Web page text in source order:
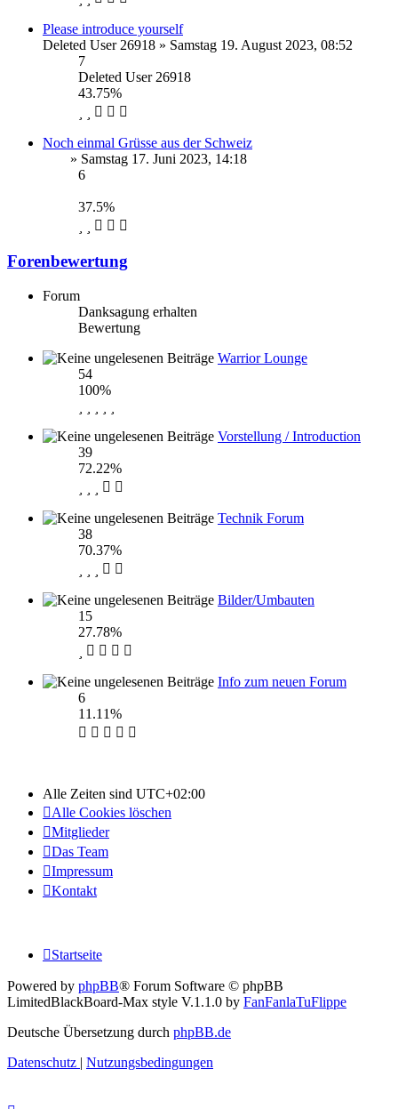
Please introduce yourself
Deleted User 26918 » Samstag 19. August 2023, 08:52
7
Deleted User 26918
43.75%
Noch einmal Grüsse aus der Schweiz
» Samstag 17. Juni 2023, 14:18
6
37.5%
Forenbewertung
Forum
Danksagung erhalten
Bewertung
Warrior Lounge
54
100%
Vorstellung / Introduction
39
72.22%
Technik Forum
38
70.37%
Bilder/Umbauten
15
27.78%
Info zum neuen Forum
6
11.11%
Alle Zeiten sind UTC+02:00
Alle Cookies löschen
Mitglieder
Das Team
Impressum
Kontakt
Startseite
Powered by phpBB® Forum Software © phpBB
LimitedBlackBoard-Max style V.1.1.0 by FanFanlaTuFlippe
Deutsche Übersetzung durch phpBB.de
Datenschutz | Nutzungsbedingungen